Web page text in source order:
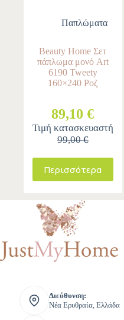
Παπλώματα
Beauty Home Σετ
πάπλωμα μονό Art
6190 Tweety
160×240 Ροζ
89,10 €
Τιμή κατασκευαστή
99,00 €
Περισσότερα
Διεύθυνση:
Νέα Ερυθραία, Ελλάδα